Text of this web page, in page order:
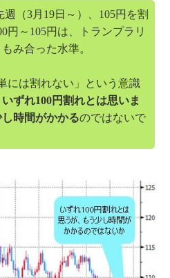
（3月19日～）、105円を割
円～105円は、トランプラリ
み合った水準。
には割れない」という意識
いずれ100円割れとは思いま
時間がかかるのではないで